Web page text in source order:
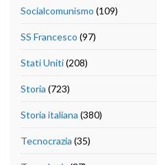
Socialcomunismo (109)
SS Francesco (97)
Stati Uniti(208)
Storia (723)
Storia italiana (380)
Tecnocrazia (35)